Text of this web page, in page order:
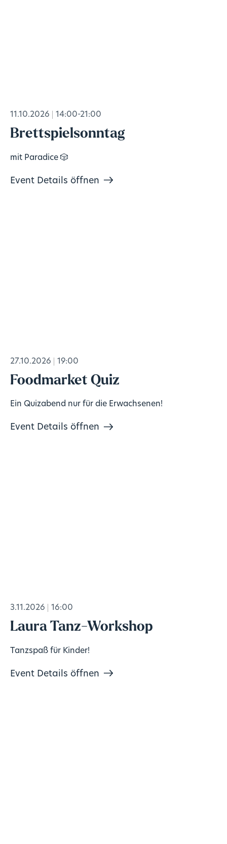
11.10.2026 14:00-21:00
Brettspielsonntag
mit Paradice 🎲
Event Details öffnen
27.10.2026 19:00
Foodmarket Quiz
Ein Quizabend nur für die Erwachsenen!
Event Details öffnen
3.11.2026 16:00
Laura Tanz-Workshop
Tanzspaß für Kinder!
Event Details öffnen